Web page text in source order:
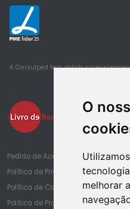
O
melhorar
25
A Consulped tem obtido
Pedido de Acesso à Informação
Política de Privacidade
Política de Cookies
Política de Proteção de Dados